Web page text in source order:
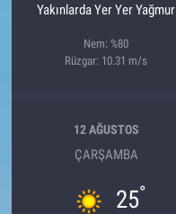
Yakınlarda Yer Yer Yağmur
Nem: %80
Rüzgar: 10.31 m/s
12 AĞUSTOS
ÇARŞAMBA
25°